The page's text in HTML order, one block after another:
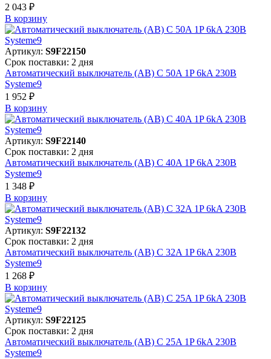
2 043 ₽
В корзинy
Артикул: S9F22150
Срок поставки: 2 дня
Автоматический выключатель (АВ) C 50A 1P 6kA 230В
Systeme9
1 952 ₽
В корзинy
Артикул: S9F22140
Срок поставки: 2 дня
Автоматический выключатель (АВ) C 40A 1P 6kA 230В
Systeme9
1 348 ₽
В корзинy
Артикул: S9F22132
Срок поставки: 2 дня
Автоматический выключатель (АВ) C 32A 1P 6kA 230В
Systeme9
1 268 ₽
В корзинy
Артикул: S9F22125
Срок поставки: 2 дня
Автоматический выключатель (АВ) C 25A 1P 6kA 230В
Systeme9